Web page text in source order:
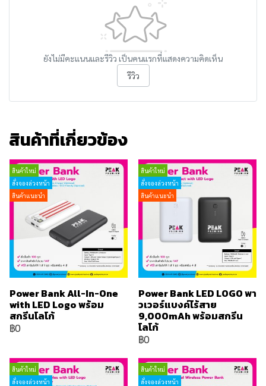
ยังไม่มีคะแนนและรีวิว เป็นคนแรกที่แสดงความคิดเห็น
รีวิว
สินค้าที่เกี่ยวข้อง
สินค้าใหม่
สั่งจองล่วงหน้า
สินค้าแนะนำ
Power Bank All-In-One
with LED Logo พร้อม
สกรีนโลโก้
฿0
สินค้าใหม่
สั่งจองล่วงหน้า
สินค้าแนะนำ
Power Bank LED LOGO พา
วเวอร์แบงค์ไร้สาย
9,000mAh พร้อมสกรีน
โลโก้
฿0
สินค้าใหม่
สั่งจองล่วงหน้า
สินค้าใหม่
สั่งจองล่วงหน้า